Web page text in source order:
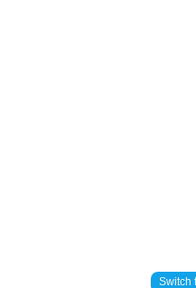
Switch